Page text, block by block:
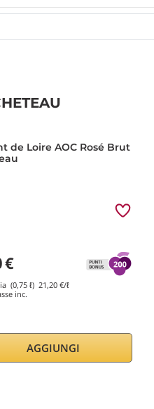
de Loire AOC Rosé Brut
€
(0,75 ℓ) 21,20 €/ℓ
inc.
AGGIUNGI